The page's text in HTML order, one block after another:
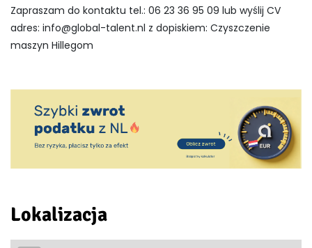
Zapraszam do kontaktu tel.: 06 23 36 95 09 lub wyślij CV
adres: info@global-talent.nl z dopiskiem: Czyszczenie
maszyn Hillegom
Lokalizacja